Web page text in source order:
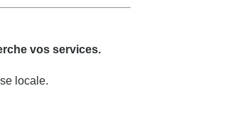
vos services.
locale.